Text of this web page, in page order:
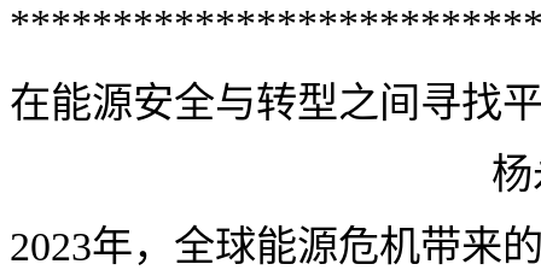
在能源安全与转型之间寻找
2023年，全球能源危机带来